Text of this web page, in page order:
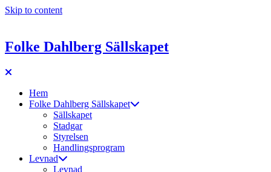
Skip to content
Folke Dahlberg Sällskapet
Hem
Folke Dahlberg Sällskapet
Sällskapet
Stadgar
Styrelsen
Handlingsprogram
Levnad
Levnad